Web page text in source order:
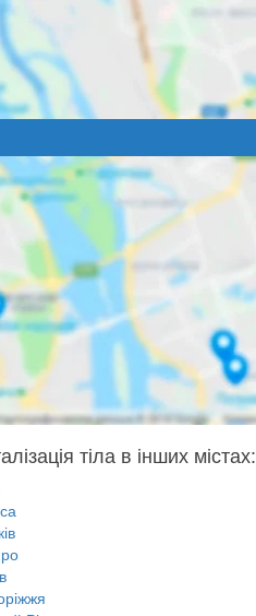
тіла в інших містах: